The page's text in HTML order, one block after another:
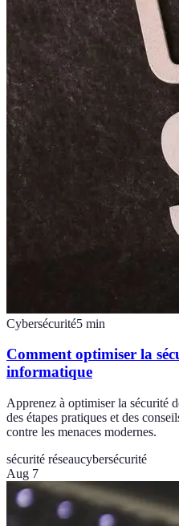
Cybersécurité5 min
Comment optimiser la
informatique
Apprenez à optimiser la sécurité
des étapes pratiques et des
contre les menaces modernes.
sécurité réseaucybersécurité
Aug 7